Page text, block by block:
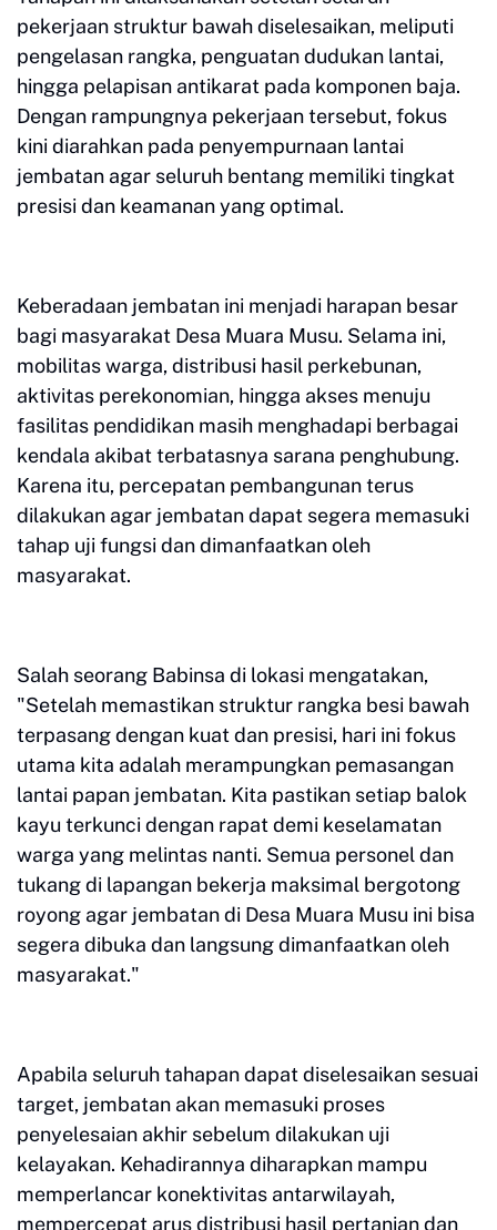
pekerjaan struktur bawah diselesaikan, meliputi
pengelasan rangka, penguatan dudukan lantai,
hingga pelapisan antikarat pada komponen baja.
Dengan rampungnya pekerjaan tersebut, fokus
kini diarahkan pada penyempurnaan lantai
jembatan agar seluruh bentang memiliki tingkat
presisi dan keamanan yang optimal.
Keberadaan jembatan ini menjadi harapan besar
bagi masyarakat Desa Muara Musu. Selama ini,
mobilitas warga, distribusi hasil perkebunan,
aktivitas perekonomian, hingga akses menuju
fasilitas pendidikan masih menghadapi berbagai
kendala akibat terbatasnya sarana penghubung.
Karena itu, percepatan pembangunan terus
dilakukan agar jembatan dapat segera memasuki
tahap uji fungsi dan dimanfaatkan oleh
masyarakat.
Salah seorang Babinsa di lokasi mengatakan,
"Setelah memastikan struktur rangka besi bawah
terpasang dengan kuat dan presisi, hari ini fokus
utama kita adalah merampungkan pemasangan
lantai papan jembatan. Kita pastikan setiap balok
kayu terkunci dengan rapat demi keselamatan
warga yang melintas nanti. Semua personel dan
tukang di lapangan bekerja maksimal bergotong
royong agar jembatan di Desa Muara Musu ini bisa
segera dibuka dan langsung dimanfaatkan oleh
masyarakat."
Apabila seluruh tahapan dapat diselesaikan sesuai
target, jembatan akan memasuki proses
penyelesaian akhir sebelum dilakukan uji
kelayakan. Kehadirannya diharapkan mampu
memperlancar konektivitas antarwilayah,
mempercepat arus distribusi hasil pertanian dan